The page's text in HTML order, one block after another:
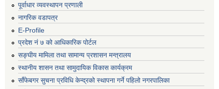
पूर्वाधार व्यवस्थापन प्रणाली
नागरिक वडापत्र
E-Profile
प्रदेश नं ७ को आधिकारिक पोर्टल
सङ्घीय मामिला तथा सामान्य प्रशासन मन्त्रालय
स्थानीय शासन तथा सामुदायिक विकास कार्यक्रम
साँफेबगर सुचना प्रविधि केन्द्रको स्थापना गर्ने पहिलो नगरपालिका